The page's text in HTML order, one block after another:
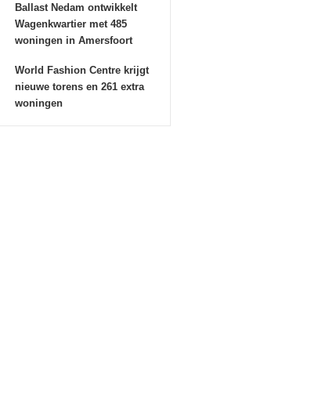
Ballast Nedam ontwikkelt
Wagenkwartier met 485
woningen in Amersfoort
World Fashion Centre krijgt
nieuwe torens en 261 extra
woningen